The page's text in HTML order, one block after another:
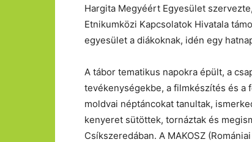
Hargita Megyéért Egyesület
Etnikumközi Kapcsolatok Hivatala
egyesület a diákoknak, idén egy
A tábor tematikus napokra épült, a
tevékenységekbe, a filmkészítés és a
moldvai néptáncokat tanultak,
kenyeret sütöttek, tornáztak és
Csíkszeredában. A MAKOSZ